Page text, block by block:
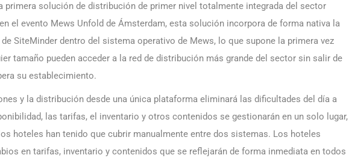
primera solución de distribución de primer nivel totalmente integrada del sector
el evento Mews Unfold de Ámsterdam, esta solución incorpora de forma nativa la
SiteMinder dentro del sistema operativo de Mews, lo que supone la primera vez
tamaño pueden acceder a la red de distribución más grande del sector sin salir de
su establecimiento.
y la distribución desde una única plataforma eliminará las dificultades del día a
las tarifas, el inventario y otros contenidos se gestionarán en un solo lugar,
hoteles han tenido que cubrir manualmente entre dos sistemas. Los hoteles
en tarifas, inventario y contenidos que se reflejarán de forma inmediata en todos